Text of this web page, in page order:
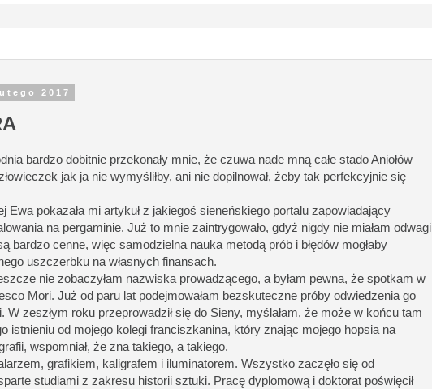
2017
bardzo dobitnie przekonały mnie, że czuwa nade mną całe stado Aniołów
jak ja nie wymyśliłby, ani nie dopilnował, żeby tak perfekcyjnie się
Ewa pokazała mi artykuł z jakiegoś sieneńskiego portalu zapowiadający
na pergaminie. Już to mnie zaintrygowało, gdyż nigdy nie miałam odwagi
bardzo cenne, więc samodzielna nauka metodą prób i błędów mogłaby
uszczerbku na własnych finansach.
nie zobaczyłam nazwiska prowadzącego, a byłam pewna, że spotkam w
Mori. Już od paru lat podejmowałam bezskuteczne próby odwiedzenia go
W zeszłym roku przeprowadził się do Sieny, myślałam, że może w końcu tam
istnieniu od mojego kolegi franciszkanina, który znając mojego hopsia na
wspomniał, że zna takiego, a takiego.
grafikiem, kaligrafem i iluminatorem. Wszystko zaczęło się od
studiami z zakresu historii sztuki. Pracę dyplomową i doktorat poświęcił